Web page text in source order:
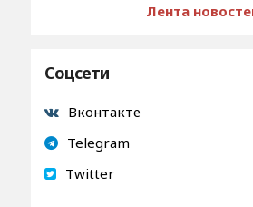
Лента
Соцсети
Вконтакте
Telegram
Twitter